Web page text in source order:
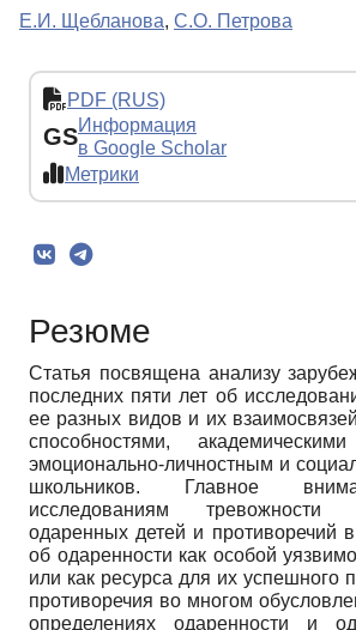
Е.И. Щебланова, С.О. Петрова
PDF (RUS)
GSИнформация
в Google Scholar
Метрики
Резюме
Статья посвящена анализу
последних пяти лет об
ее разных видов и их
способностями,
эмоционально-личностным и
школьников. Главное
исследованиям тревожности
одаренных детей и противоречий
об одаренности как особой
или как ресурса для их успешного
противоречия во многом
определениях одаренности и